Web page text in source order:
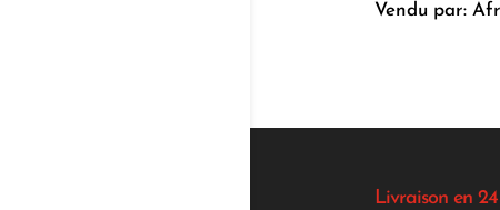
Vendu par:
Livraison en